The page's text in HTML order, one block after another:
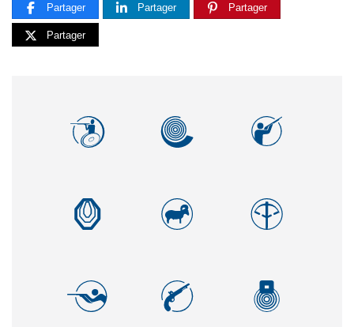
Partager Partager Partager
Partager